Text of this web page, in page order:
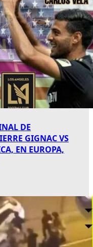
DE
GIGNAC VS
EN EUROPA,